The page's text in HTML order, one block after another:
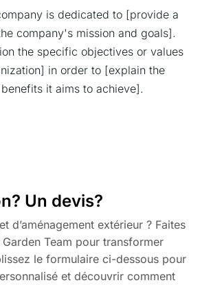
is dedicated to [provide a
company's mission and goals].
the specific objectives or values
in order to [explain the
it aims to achieve].
Un devis?
d’aménagement extérieur ? Faites
Team pour transformer
le formulaire ci-dessous pour
et découvrir comment